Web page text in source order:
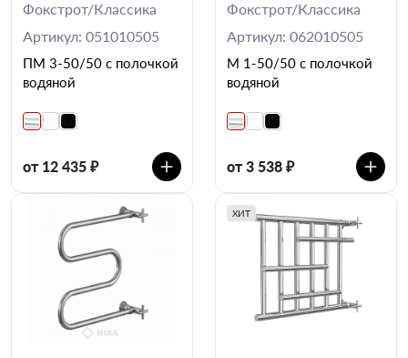
Фокстрот/Классика
Артикул: 051010505
ПМ 3-50/50 с полочкой
водяной
от 12 435 ₽
Фокстрот/Классика
Артикул: 062010505
М 1-50/50 с полочкой
водяной
от 3 538 ₽
ХИТ